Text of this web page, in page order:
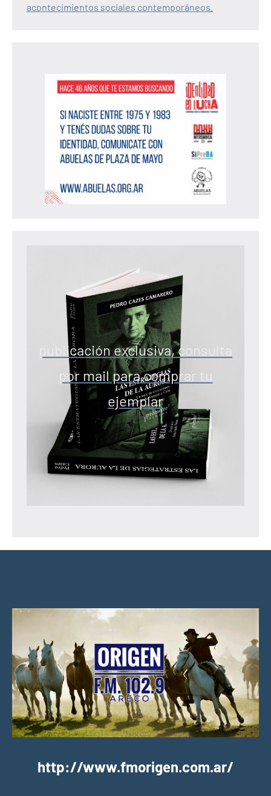
acontecimientos sociales contemporáneos.
publicación exclusiva, consulta
por mail para comprar tu
ejemplar
http://www.fmorigen.com.ar/